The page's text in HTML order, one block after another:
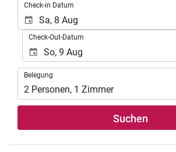
Check-in Datum
Check-Out-Datum
Belegung
Belegung
2 Personen, 1 Zimmer
Suchen